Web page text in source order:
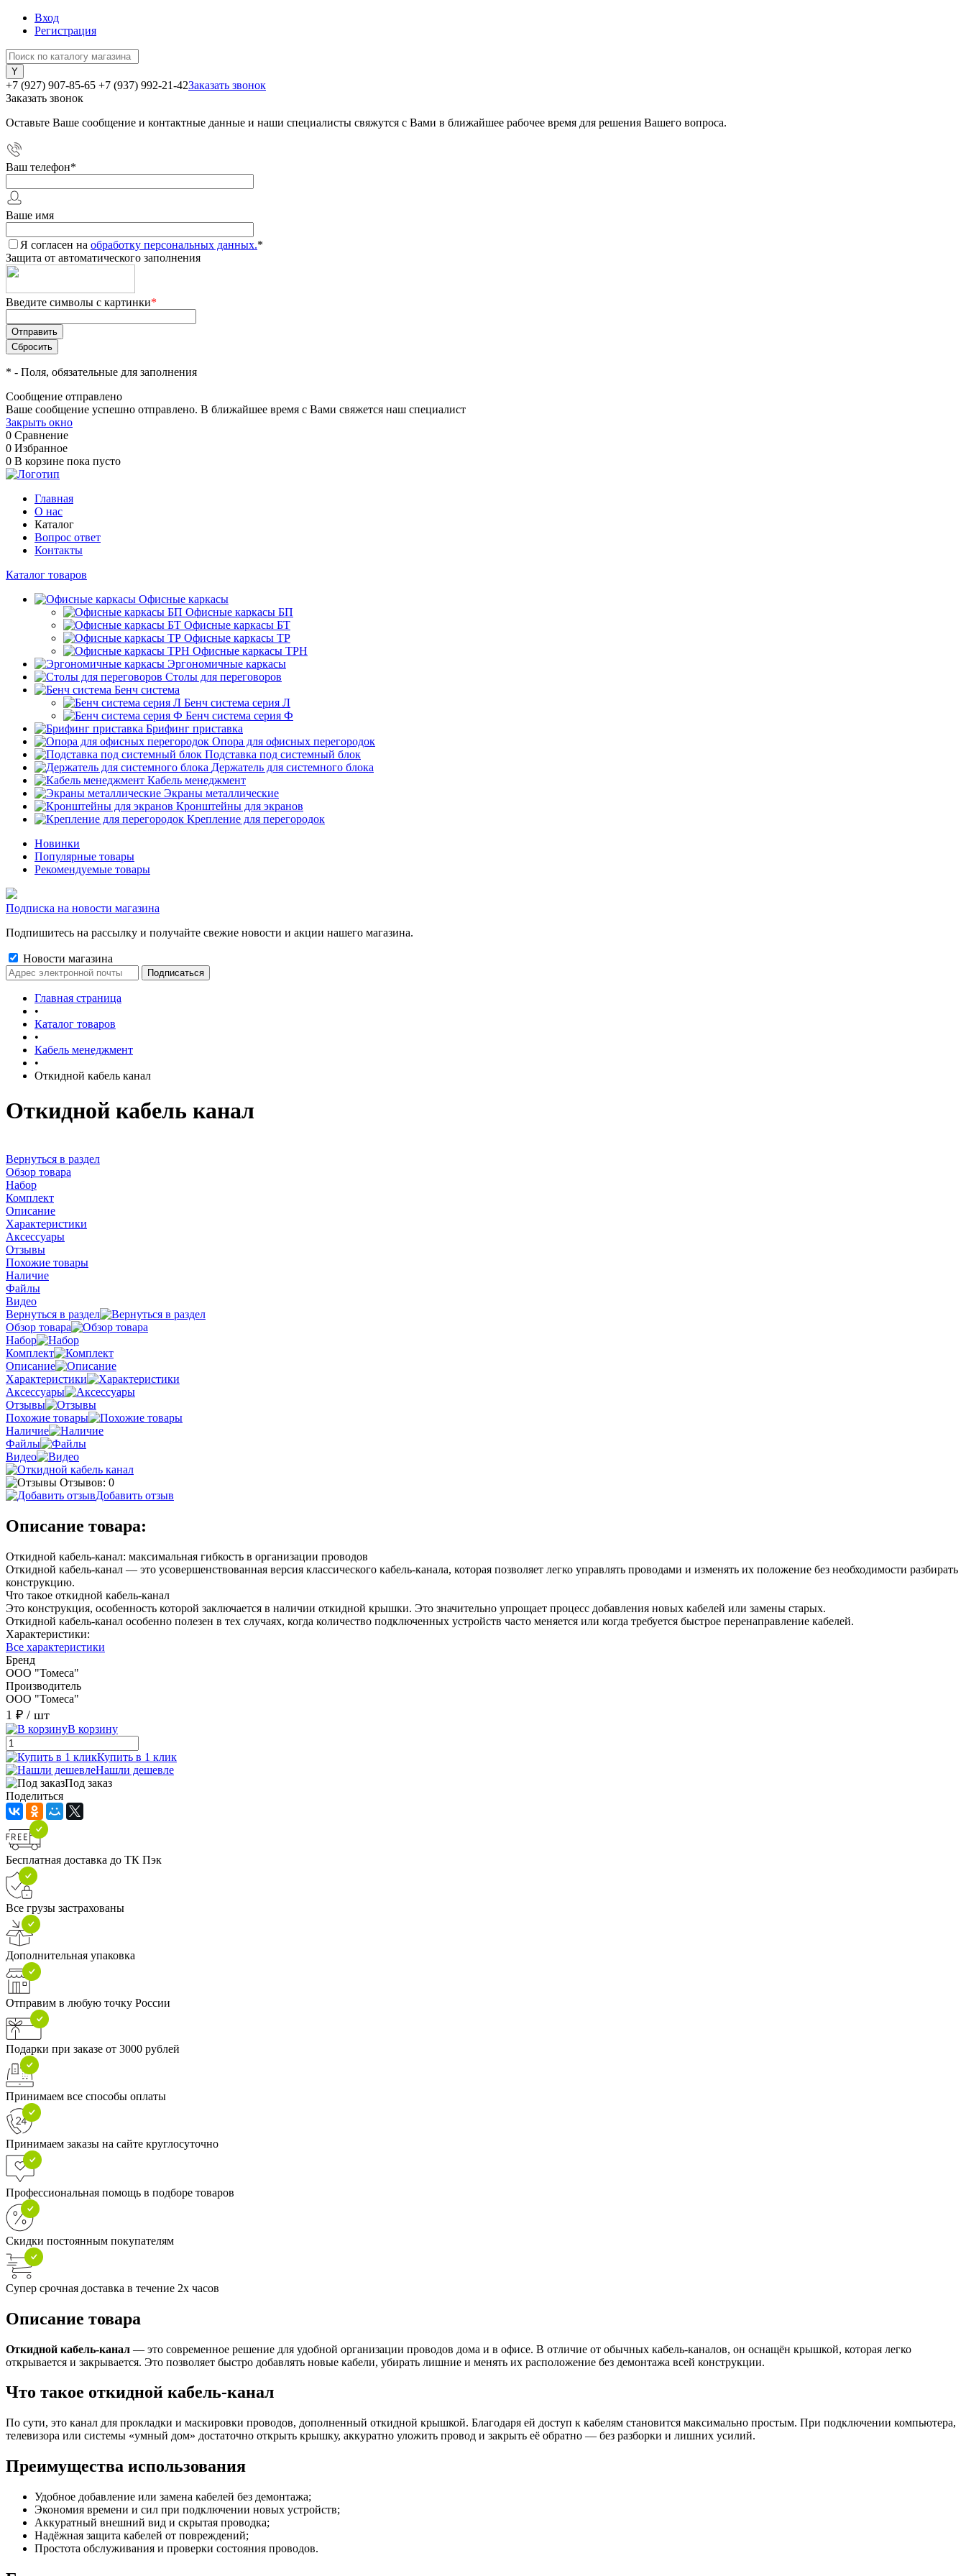
Вход
Регистрация
+7 (927) 907-85-65 +7 (937) 992-21-42Заказать звонок
Заказать звонок
Оставьте Ваше сообщение и контактные данные и наши специалисты свяжутся с Вами в ближайшее рабочее время для решения Вашего вопроса.
Ваш телефон*
Ваше имя
Я согласен на обработку персональных данных.*
Защита от автоматического заполнения
Введите символы с картинки*
* - Поля, обязательные для заполнения
Сообщение отправлено
Ваше сообщение успешно отправлено. В ближайшее время с Вами свяжется наш специалист
Закрыть окно
0 Сравнение
0 Избранное
0 В корзине пока пусто
Главная
О нас
Каталог
Вопрос ответ
Контакты
Каталог товаров
Офисные каркасы
Офисные каркасы БП
Офисные каркасы БТ
Офисные каркасы ТР
Офисные каркасы ТРН
Эргономичные каркасы
Столы для переговоров
Бенч система
Бенч система серия Л
Бенч система серия Ф
Брифинг приставка
Опора для офисных перегородок
Подставка под системный блок
Держатель для системного блока
Кабель менеджмент
Экраны металлические
Кронштейны для экранов
Крепление для перегородок
Новинки
Популярные товары
Рекомендуемые товары
Подписка на новости магазина
Подпишитесь на рассылку и получайте свежие новости и акции нашего магазина.
Новости магазина
Главная страница
•
Каталог товаров
•
Кабель менеджмент
•
Откидной кабель канал
Откидной кабель канал
Вернуться в раздел
Обзор товара
Набор
Комплект
Описание
Характеристики
Аксессуары
Отзывы
Похожие товары
Наличие
Файлы
Видео
Вернуться в раздел
Обзор товара
Набор
Комплект
Описание
Характеристики
Аксессуары
Отзывы
Похожие товары
Наличие
Файлы
Видео
Отзывов: 0
Добавить отзыв
Описание товара:
Откидной кабель-канал: максимальная гибкость в организации проводов
Откидной кабель-канал — это усовершенствованная версия классического кабель-канала, которая позволяет легко управлять проводами и изменять их положение без необходимости разбирать
конструкцию.
Что такое откидной кабель-канал
Это конструкция, особенность которой заключается в наличии откидной крышки. Это значительно упрощает процесс добавления новых кабелей или замены старых.
Откидной кабель-канал особенно полезен в тех случаях, когда количество подключенных устройств часто меняется или когда требуется быстрое перенаправление кабелей.
Характеристики:
Все характеристики
Бренд
ООО "Томеса"
Производитель
ООО "Томеса"
1 ₽ / шт
В корзину
Купить в 1 клик
Нашли дешевле
Под заказ
Поделиться
Бесплатная доставка до ТК Пэк
Все грузы застрахованы
Дополнительная упаковка
Отправим в любую точку России
Подарки при заказе от 3000 рублей
Принимаем все способы оплаты
Принимаем заказы на сайте круглосуточно
Профессиональная помощь в подборе товаров
Скидки постоянным покупателям
Супер срочная доставка в течение 2х часов
Описание товара
Откидной кабель-канал — это современное решение для удобной организации проводов дома и в офисе. В отличие от обычных кабель-каналов, он оснащён крышкой, которая легко
открывается и закрывается. Это позволяет быстро добавлять новые кабели, убирать лишние и менять их расположение без демонтажа всей конструкции.
Что такое откидной кабель-канал
По сути, это канал для прокладки и маскировки проводов, дополненный откидной крышкой. Благодаря ей доступ к кабелям становится максимально простым. При подключении компьютера,
телевизора или системы «умный дом» достаточно открыть крышку, аккуратно уложить провод и закрыть её обратно — без разборки и лишних усилий.
Преимущества использования
Удобное добавление или замена кабелей без демонтажа;
Экономия времени и сил при подключении новых устройств;
Аккуратный внешний вид и скрытая проводка;
Надёжная защита кабелей от повреждений;
Простота обслуживания и проверки состояния проводов.